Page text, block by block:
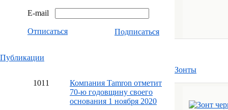
E-mail
Отписаться Подписаться
Публикации
1011
Компания Tamron отметит
70-ю годовщину своего
основания 1 ноября 2020
Зонты